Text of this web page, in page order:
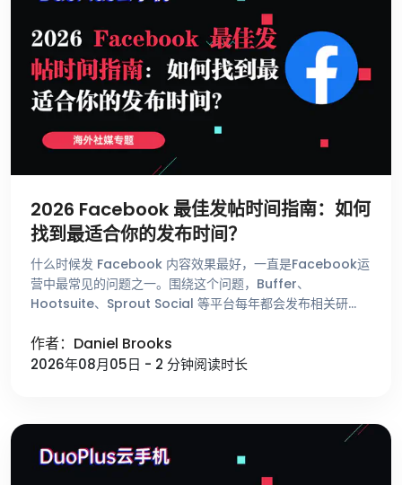
2026 Facebook 最佳发帖时间指南：如何
找到最适合你的发布时间？
什么时候发 Facebook 内容效果最好，一直是Facebook运
营中最常见的问题之一。围绕这个问题，Buffer、
Hootsuite、Sprout Social 等平台每年都会发布相关研
作者：Daniel Brooks
2026年08月05日 - 2 分钟阅读时长